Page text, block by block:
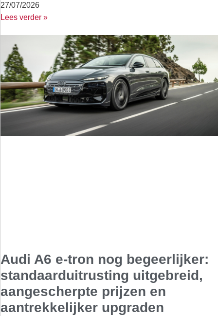
27/07/2026
Lees verder »
Audi A6 e-tron nog begeerlijker:
standaarduitrusting uitgebreid,
aangescherpte prijzen en
aantrekkelijker upgraden